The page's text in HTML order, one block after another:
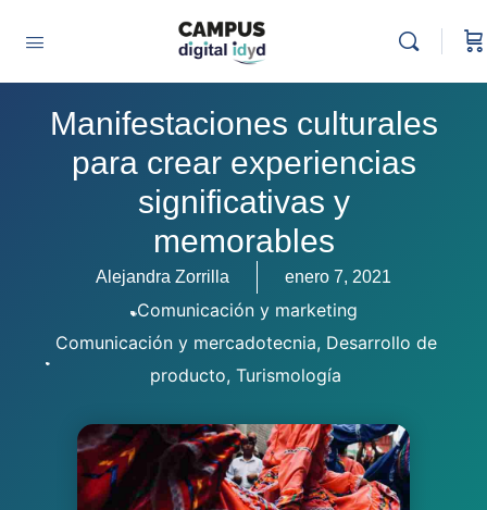
Manifestaciones culturales
para crear experiencias
significativas y
memorables
Alejandra Zorrilla enero 7, 2021
Comunicación y marketing
Comunicación y mercadotecnia, Desarrollo de
producto,Turismología